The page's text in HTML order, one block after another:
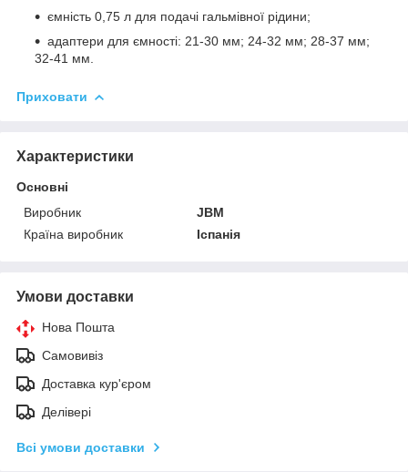
ємність 0,75 л для подачі гальмівної рідини;
адаптери для ємності: 21-30 мм; 24-32 мм; 28-37 мм;
32-41 мм.
Приховати
Характеристики
Основні
Виробник
JBM
Країна виробник
Іспанія
Умови доставки
Нова Пошта
Самовивіз
Доставка кур'єром
Делівері
Всі умови доставки